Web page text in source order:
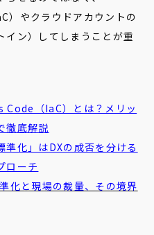
やクラウドアカウントの
イン）してしまうことが重
（IaC）とは？メリッ
徹底解説
準化」はDXの成否を分ける
ローチ
化と現場の裁量、その境界